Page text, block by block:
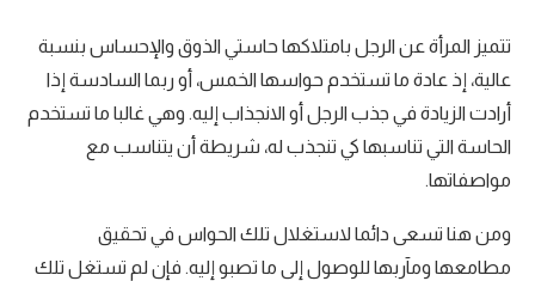
تتميز المرأة عن الرجل بامتلاكها حاستي الذوق والإحساس بنسبة
عالية، إذ عادة ما تستخدم حواسها الخمس، أو ربما السادسة إذا
أرادت الزيادة في جذب الرجل أو الانجذاب إليه. وهي غالبا ما تستخدم
الحاسة التي تناسبها كي تنجذب له، شريطة أن يتناسب مع
مواصفاتها.
ومن هنا تسعى دائما لاستغلال تلك الحواس في تحقيق
مطامعها ومآربها للوصول إلى ما تصبو إليه. فإن لم تستغل تلك